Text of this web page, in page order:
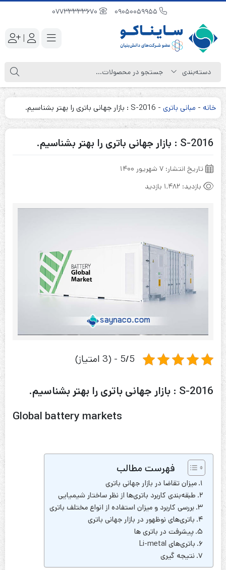
|
خانه - مبانی باتری - S-2016 : بازار جهانی باتری را بهتر بشناسیم.
S-2016 : بازار جهانی باتری را بهتر بشناسیم.
تاریخ انتشار: ۷ شهریور ۱۴۰۰
بازدید: 1,482 بازدید
5/5 - (3 امتیاز)
S-2016 : بازار جهانی باتری را بهتر بشناسیم.
Global battery markets
فهرست مطالب
میزان تقاضا در بازار جهانی باتری
طبقه‌بندی کاربرد باتری‌‌ها از نظر ساختار شیمیایی
بررسی کاربرد و میزان استفاده از انواع مختلف باتری
باتری‌های نوظهور در بازار جهانی باتری
پیشرفت در باتری‌ ها
باتری‌های Li-metal
نتیجه گیری